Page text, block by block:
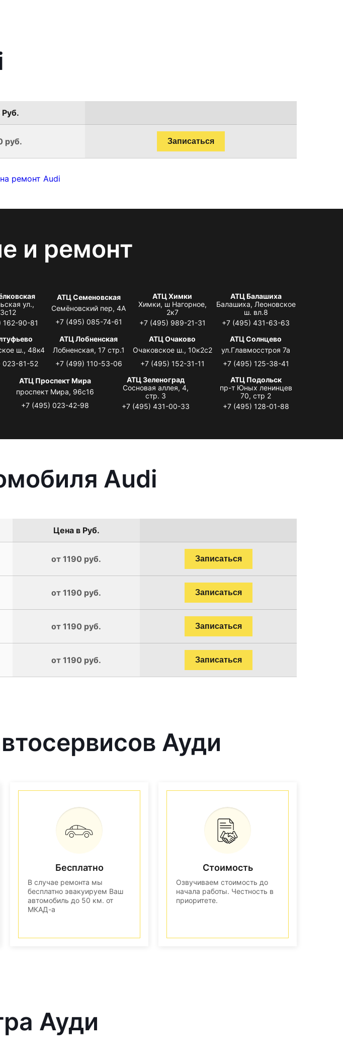
Руб.
руб. Записаться
ремонт Audi
и ремонт
ул.,
162-90-81
АТЦ Семеновская
Семёновский пер, 4А
+7 (495) 085-74-61
АТЦ Химки
Химки, ш Нагорное,
2к7
+7 (495) 989-21-31
АТЦ Балашиха
Балашиха, Леоновское
ш. вл.8
+7 (495) 431-63-63
ш., 48к4
023-81-52
АТЦ Лобненская
Лобненская, 17 стр.1
+7 (499) 110-53-06
АТЦ Очаково
Очаковское ш., 10к2с2
+7 (495) 152-31-11
АТЦ Солнцево
ул.Главмосстроя 7а
+7 (495) 125-38-41
АТЦ Проспект Мира
проспект Мира, 96с16
+7 (495) 023-42-98
АТЦ Зеленоград
Сосновая аллея, 4,
стр. 3
+7 (495) 431-00-33
АТЦ Подольск
пр-т Юных ленинцев
70, стр 2
+7 (495) 128-01-88
Audi
Цена в Руб.
от 1190 руб. Записаться
от 1190 руб. Записаться
от 1190 руб. Записаться
от 1190 руб. Записаться
Ауди
Бесплатно
В случае ремонта мы
бесплатно эвакуируем Ваш
автомобиль до 50 км. от
МКАД-а
Стоимость
Озвучиваем стоимость до
начала работы. Честность в
приоритете.
Ауди